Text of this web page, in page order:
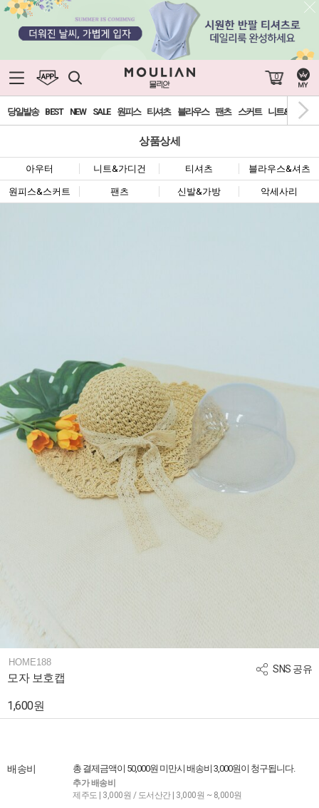
0
당일발송 BEST NEW SALE 원피스 티셔츠 블라우스 팬츠 스커트 니트&가디건
상품상세
아우터 니트&가디건 티셔츠 블라우스&셔츠
원피스&스커트 팬츠 신발&가방 악세사리
SNS 공유
HOME188
모자 보호캡
1,600원
배송비 총 결제금액이 50,000원 미만시 배송비 3,000원이 청구됩니다.
추가 배송비
제주도 | 3,000원 / 도서산간 | 3,000원 ~ 8,000원